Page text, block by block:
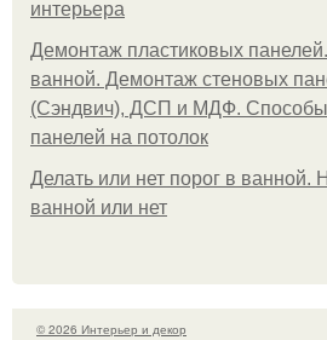
интерьера
Демонтаж пластиковых
ванной. Демонтаж стеновых
(Сэндвич), ДСП и МДФ.
панелей на потолок
Делать или нет порог в ванной.
ванной или нет
© 2026 Интерьер и декор